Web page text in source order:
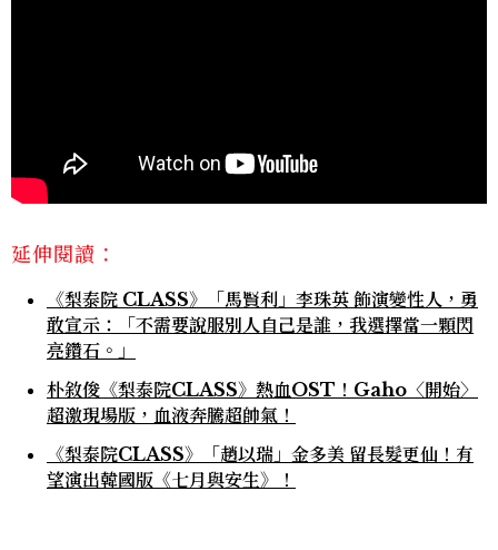
延伸閱讀：
《梨泰院 CLASS》「馬賢利」李珠英 飾演變性人，勇
敢宣示：「不需要說服別人自己是誰，我選擇當一顆閃
亮鑽石。」
朴敘俊《梨泰院CLASS》熱血OST！Gaho〈開始〉
超激現場版，血液奔騰超帥氣！
《梨泰院CLASS》「趙以瑞」金多美 留長髮更仙！有
望演出韓國版《七月與安生》！